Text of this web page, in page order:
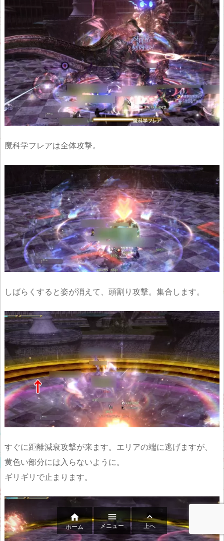
魔科学フレアは全体攻撃。
しばらくすると姿が消えて、頭割り攻撃。集合します。
すぐに距離減衰攻撃が来ます。エリアの端に逃げますが、
黄色い部分には入らないように。
ギリギリで止まります。

ホーム

メニュー

上へ